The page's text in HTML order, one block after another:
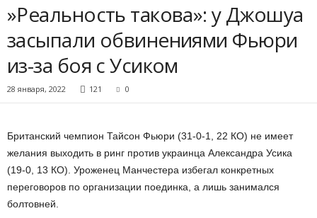
»Реальность такова»: у Джошуа
засыпали обвинениями Фьюри
из-за боя с Усиком
28 января, 2022 121 0
Британский чемпион Тайсон Фьюри (31-0-1, 22 КО) не имеет
желания выходить в ринг против украинца Александра Усика
(19-0, 13 КО). Уроженец Манчестера избегал конкретных
переговоров по организации поединка, а лишь занимался
болтовней.